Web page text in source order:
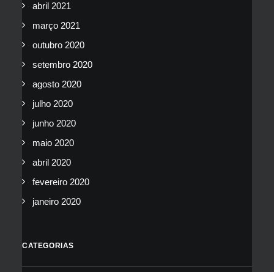
abril 2021
março 2021
outubro 2020
setembro 2020
agosto 2020
julho 2020
junho 2020
maio 2020
abril 2020
fevereiro 2020
janeiro 2020
CATEGORIAS